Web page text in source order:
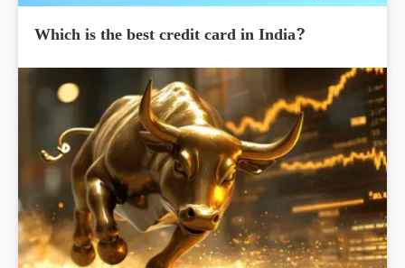
Which is the best credit card in India?